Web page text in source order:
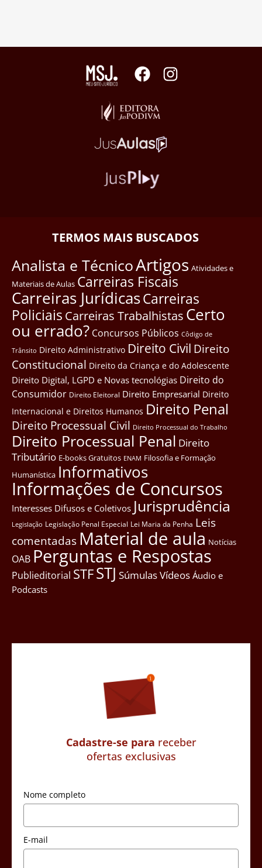
TERMOS MAIS BUSCADOS
Analista e TécnicoArtigos Atividades e
Materiais de Aulas Carreiras Fiscais
Carreiras JurídicasCarreiras
Policiais Carreiras Trabalhistas Certo
ou errado? Concursos Públicos Côdigo de
Trânsito Direito Administrativo Direito Civil Direito
Constitucional Direito da Criança e do Adolescente
Direito Digital, LGPD e Novas tecnológias Direito do
Consumidor Direito Eleitoral Direito Empresarial Direito
Internacional e Direitos Humanos Direito Penal
Direito Processual Civil Direito Processual do Trabalho
Direito Processual Penal Direito
Tributário E-books Gratuitos ENAM Filosofia e Formação
Humanística Informativos
Informações de Concursos
Interesses Difusos e Coletivos Jurisprudência
Legislação Legislação Penal Especial Lei Maria da Penha Leis
comentadas Material de aula Notícias
OAB Perguntas e Respostas
Publieditorial STFSTJ SúmulasVídeos Áudio e
Podcasts
Cadastre-se para receber
ofertas exclusivas
Nome completo
E-mail